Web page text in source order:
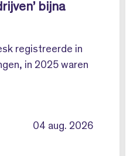
bijna
registreerde in
in 2025 waren
04 aug. 2026